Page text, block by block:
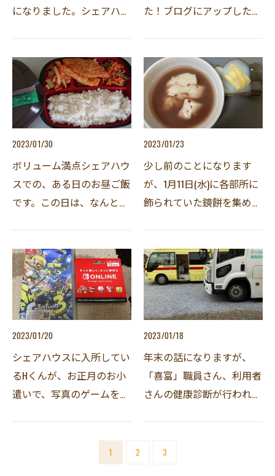
になりました。シェアハウ
玄関口に飾ってくれまし
た。きれいですね。ここで
豆知識。実は花びらだと
思…
た！ブログにアップしたと
いではありませんかこんな
に可愛い年賀状、皆さまに
見てもらわないと！一カ
月…
2023/01/30
ボリューム満点シェアハウ
スでの、ある日のお昼ご飯
です。この日は、なんと、
お昼ご飯でした！これまで
は、どちらか一方だけでし
たが、なぜだかこの日…
2023/01/23
少し前のことになります
が、1月11日(水)に各部所に
飾られていた鏡餅を集め
で、甘いものが大好きなN
さんは、数日前から「ぜん
ざいはあるん？」と聞いて
まし…
2023/01/20
シェアハウスに入所してい
るHくんが、お正月のお小
遣いで、写真のゲームを買
嬉しそうでした(*^-^*)夢中
になりすぎて、寝不足にな
2023/01/18
年末の話になりますが、
「喜富」職員さん、利用者
さんの健康診断が行われま
行ってからの健康診断でし
たが、今年は、人数が増え
1 2 3